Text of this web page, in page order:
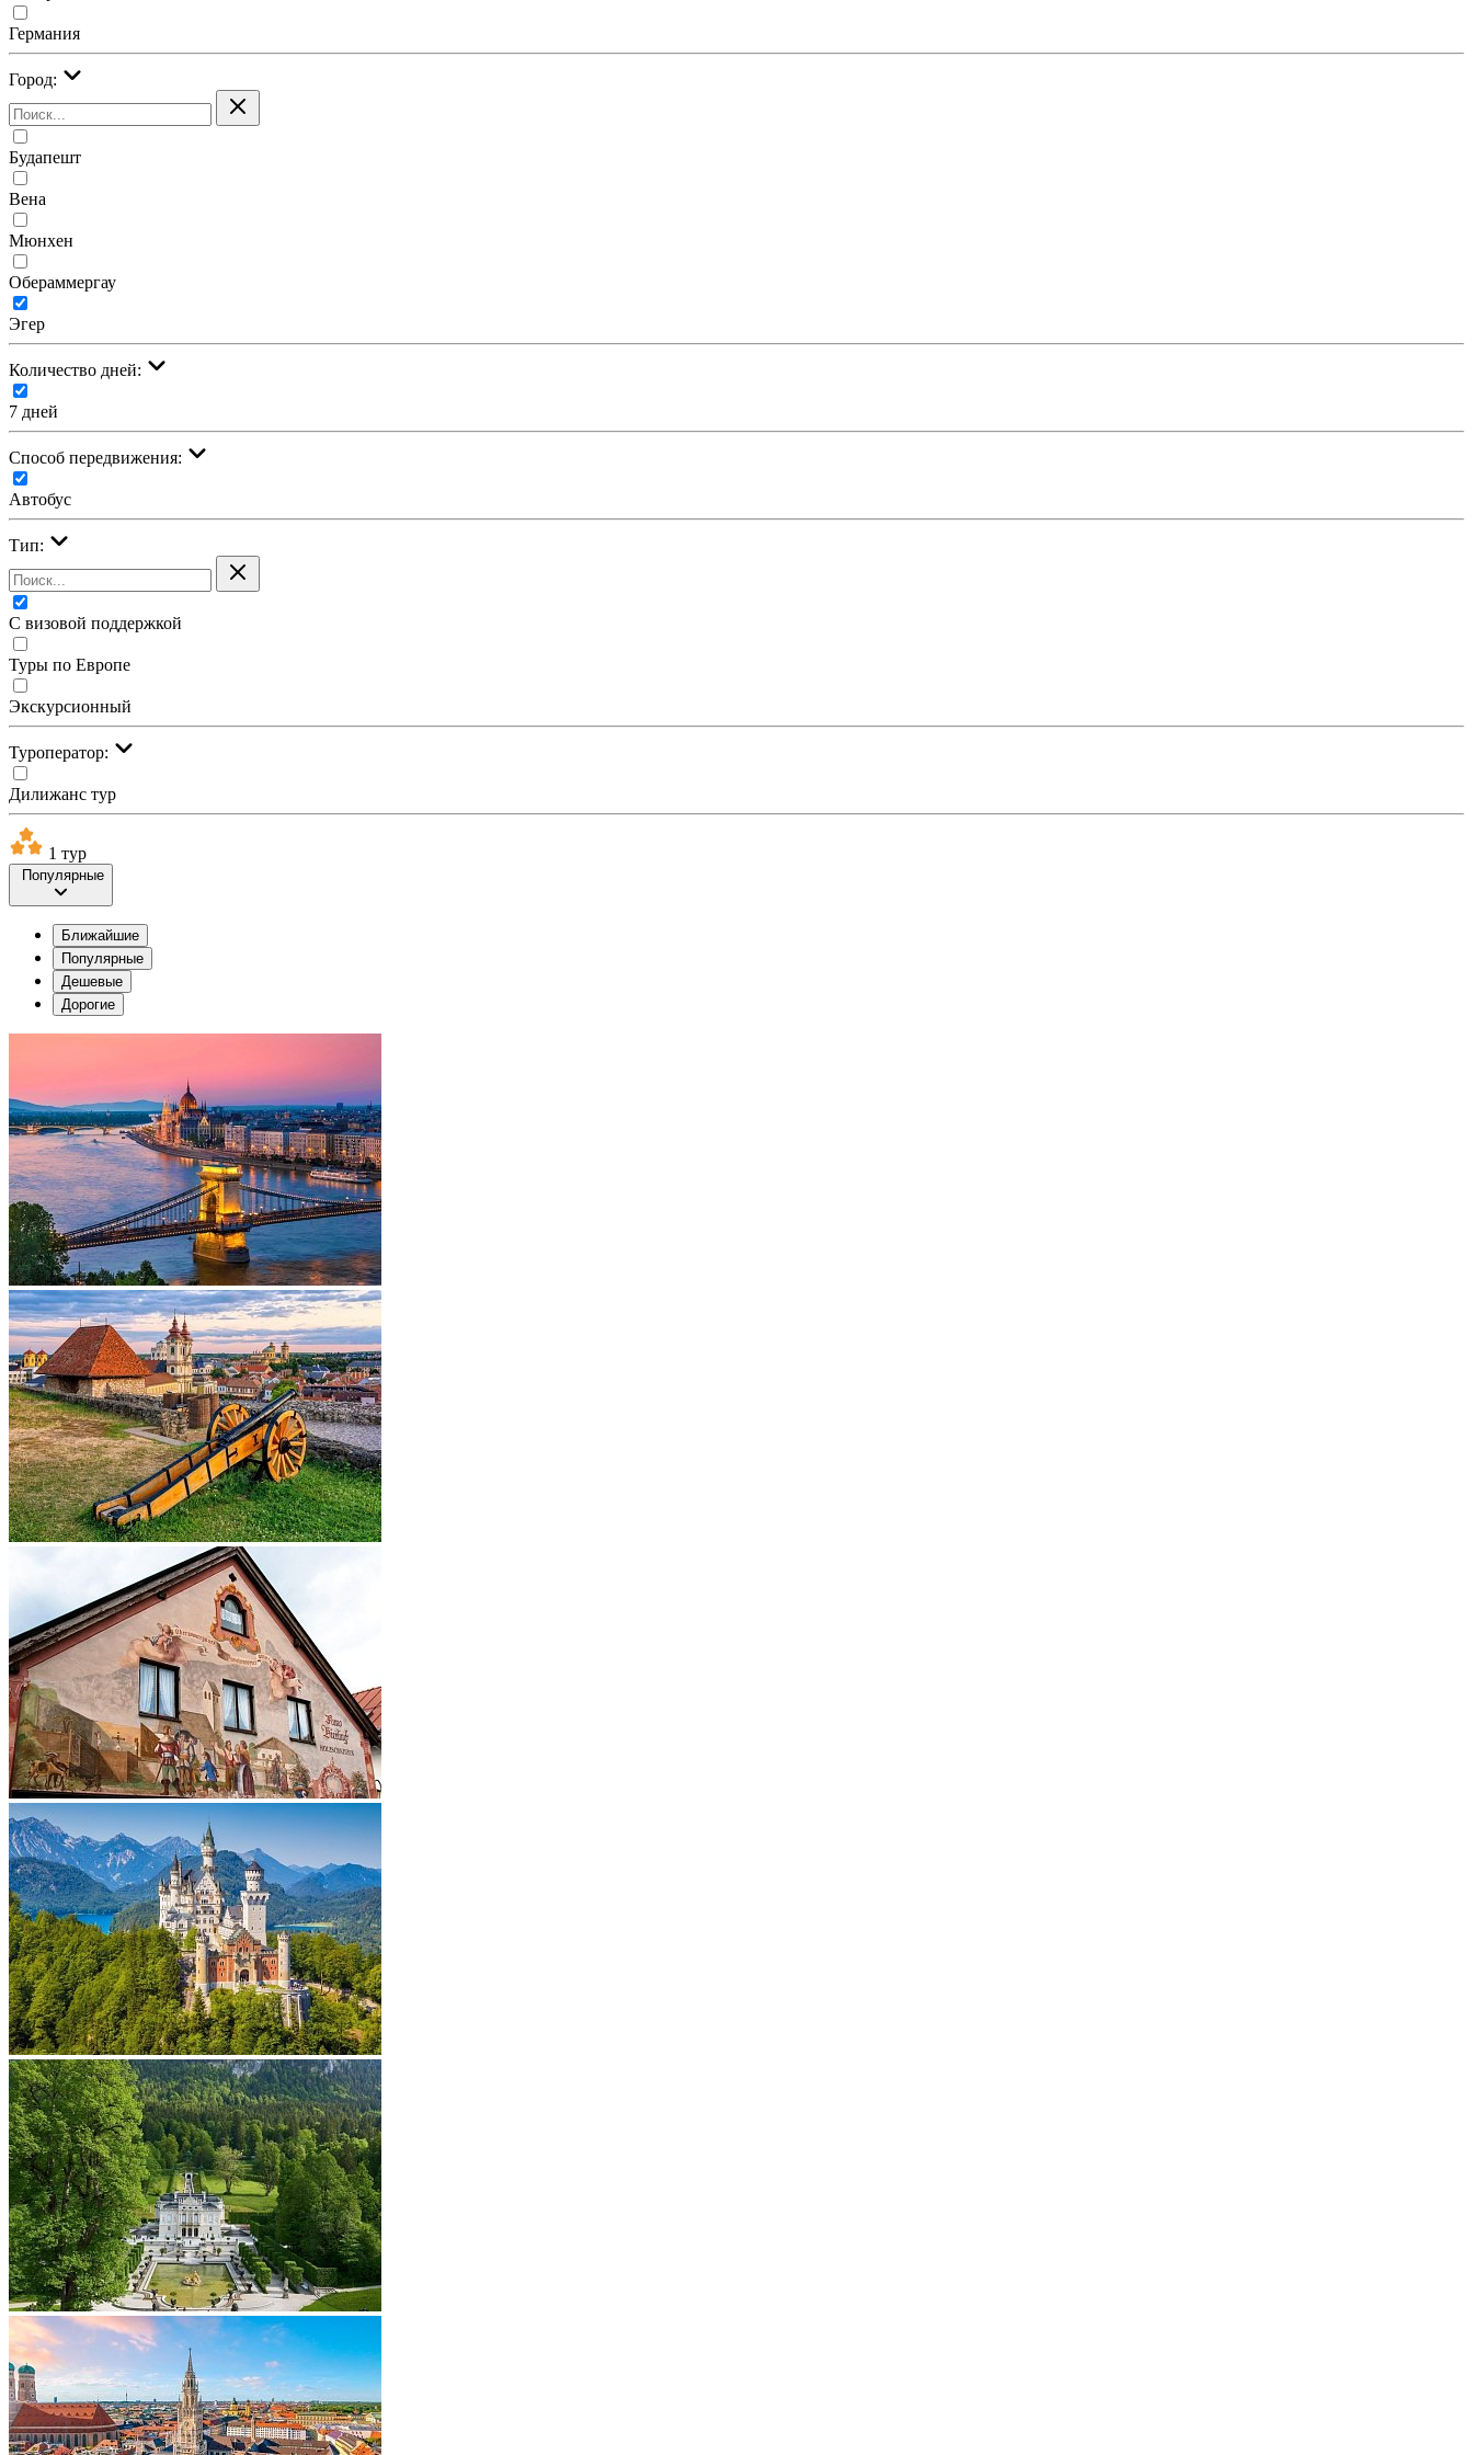
Германия
Город:
Будапешт
Вена
Мюнхен
Обераммергау
Эгер
Количество дней:
7 дней
Cпособ передвижения:
Автобус
Тип:
С визовой поддержкой
Туры по Европе
Экскурсионный
Туроператор:
Дилижанс тур
1 тур
Популярные
Ближайшие
Популярные
Дешевые
Дорогие